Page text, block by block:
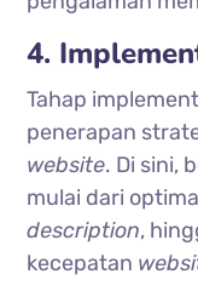
4.
Tahap
penerapan
website. Di sini,
mulai dari
description,
kecepatan